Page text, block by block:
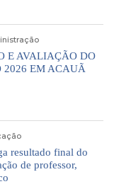
E AVALIAÇÃO DO
2026 EM ACAUÃ
resultado final do
de professor,